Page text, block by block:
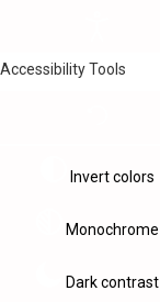
Accessibility Tools
Invert colors
Monochrome
Dark contrast